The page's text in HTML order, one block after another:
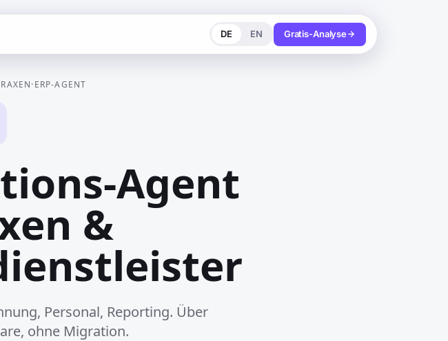
DE EN Gratis-Analyse
·ERP-AGENT
Agent
&
Personal, Reporting. Über
ohne Migration.